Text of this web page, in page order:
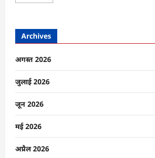
पहले
सियासी
घमासान
चुनाव
आयोग
का
बड़ा
कदम;
सुप्रीम
फैसले
BJP
सामने
Archives
अगस्त 2026
जुलाई 2026
जून 2026
मई 2026
अप्रैल 2026